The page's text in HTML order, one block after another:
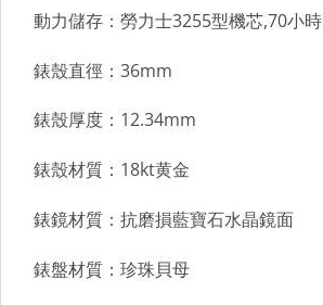
動力儲存：勞力士3255型機芯,70小時
錶殼直徑：36mm
錶殼厚度：12.34mm
錶殼材質：18kt黄金
錶鏡材質：抗磨損藍寶石水晶鏡面
錶盤材質：珍珠貝母